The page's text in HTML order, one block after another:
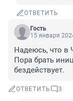
ОТВЕТИТЬ
Гость
15 января
Надеюсь, что в
Пора брать
бездействует.
ОТВЕТИТЬ 3